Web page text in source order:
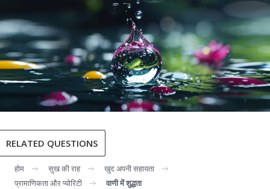
RELATED QUESTIONS
होम सुख की राह
खुद अपनी सहायता
प्रामाणिकता और प्योरिटी
वाणी में शुद्धता